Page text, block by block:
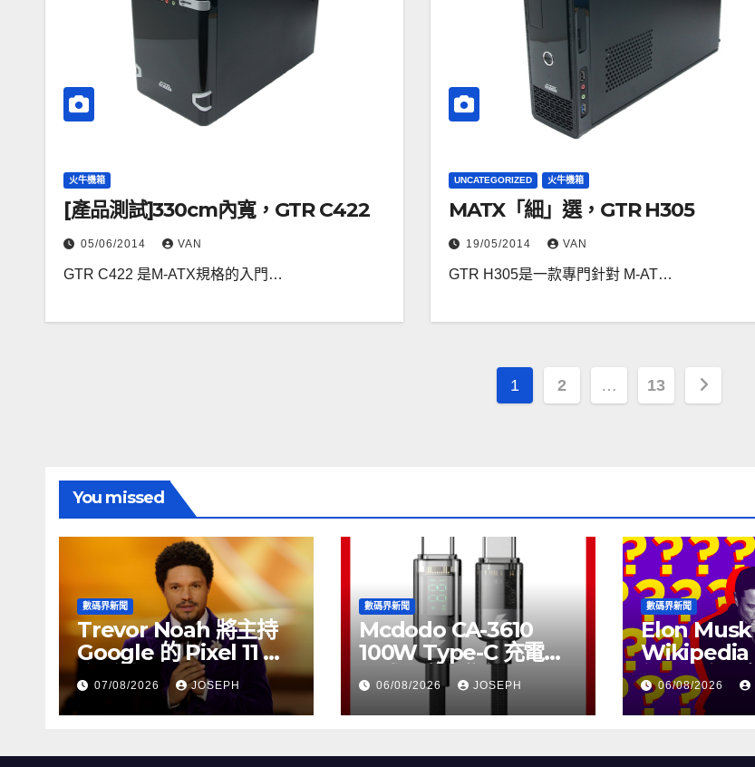
火牛機箱
[產品測試]330cm內寬，GTR C422
05/06/2014 VAN
GTR C422 是M-ATX規格的入門…
UNCATEGORIZED 火牛機箱
MATX「細」選，GTR H305
19/05/2014 VAN
GTR H305是一款專門針對 M-AT…
文
1 2 … 13
You missed
數碼界新聞
Trevor Noah 將主持
Google 的 Pixel 11 推
介活動
07/08/2026 JOSEPH
數碼界新聞
Mcdodo CA-3610
100W Type-C 充電線
正式上市，售價
HK$115
06/08/2026 JOSEPH
數碼界新聞
Elon Musk
Wikipedia
個月沒有更
06/08/2026